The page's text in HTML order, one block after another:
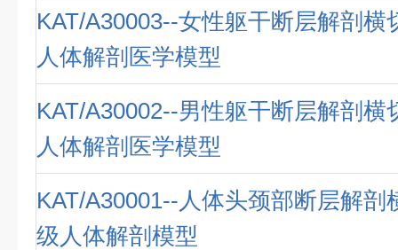
KAT/A30003--女性躯干断层解剖横
人体解剖医学模型
KAT/A30002--男性躯干断层解剖横
人体解剖医学模型
KAT/A30001--人体头颈部断层解剖
级人体解剖模型